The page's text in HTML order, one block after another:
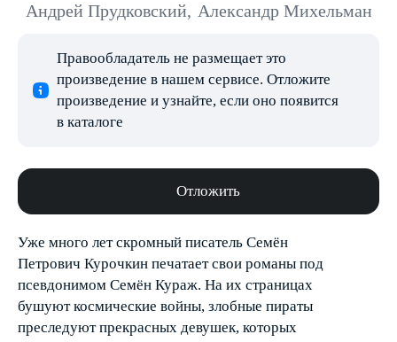
Андрей Прудковский, Александр Михельман
Правообладатель не размещает это
произведение в нашем сервисе. Отложите
произведение и узнайте, если оно появится
в каталоге
Отложить
Уже много лет скромный писатель Семён
Петрович Курочкин печатает свои романы под
псевдонимом Семён Кураж. На их страницах
бушуют космические войны, злобные пираты
преследуют прекрасных девушек, которых